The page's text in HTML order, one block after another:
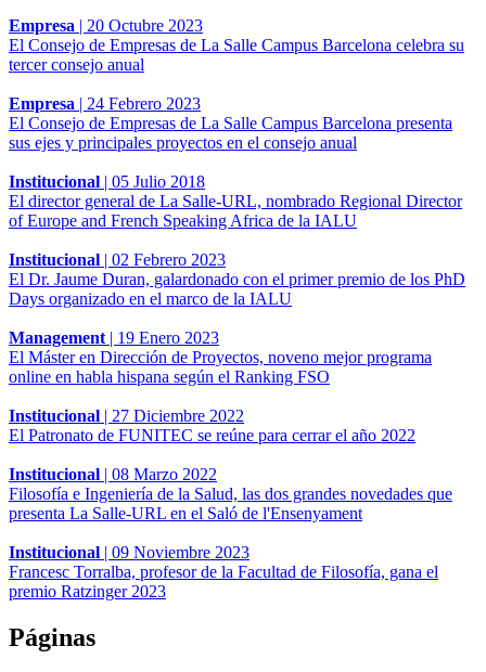
Empresa | 20 Octubre 2023
El Consejo de Empresas de La Salle Campus Barcelona celebra su
tercer consejo anual
Empresa | 24 Febrero 2023
El Consejo de Empresas de La Salle Campus Barcelona presenta
sus ejes y principales proyectos en el consejo anual
Institucional | 05 Julio 2018
El director general de La Salle-URL, nombrado Regional Director
of Europe and French Speaking Africa de la IALU
Institucional | 02 Febrero 2023
El Dr. Jaume Duran, galardonado con el primer premio de los PhD
Days organizado en el marco de la IALU
Management | 19 Enero 2023
El Máster en Dirección de Proyectos, noveno mejor programa
online en habla hispana según el Ranking FSO
Institucional | 27 Diciembre 2022
El Patronato de FUNITEC se reúne para cerrar el año 2022
Institucional | 08 Marzo 2022
Filosofía e Ingeniería de la Salud, las dos grandes novedades que
presenta La Salle-URL en el Saló de l'Ensenyament
Institucional | 09 Noviembre 2023
Francesc Torralba, profesor de la Facultad de Filosofía, gana el
premio Ratzinger 2023
Páginas